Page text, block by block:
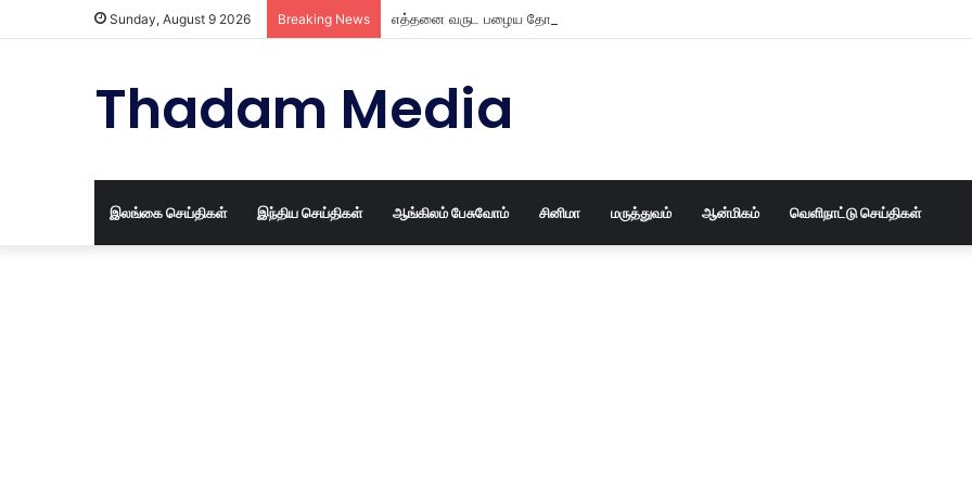
Sunday, August 9 2026 Breaking News எத்தனை வருட பழைய தோசக்கல்லையும் புதுசா மாத்திடலாம் 10 நிமிடத்தில் பழைய தோசக்கல்லை
Thadam Media
இலங்கை செய்திகள் இந்திய செய்திகள் ஆங்கிலம் பேசுவோம் சினிமா மருத்துவம் ஆன்மிகம் வெளிநாட்டு செய்திகள்